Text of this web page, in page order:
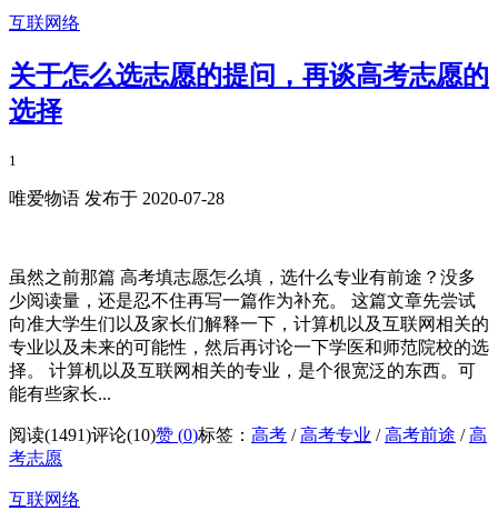
互联网络
关于怎么选志愿的提问，再谈高考志愿的
选择
1
唯爱物语 发布于 2020-07-28
虽然之前那篇 高考填志愿怎么填，选什么专业有前途？没多
少阅读量，还是忍不住再写一篇作为补充。 这篇文章先尝试
向准大学生们以及家长们解释一下，计算机以及互联网相关的
专业以及未来的可能性，然后再讨论一下学医和师范院校的选
择。 计算机以及互联网相关的专业，是个很宽泛的东西。可
能有些家长...
阅读(1491)评论(10)赞 (0)标签： 高考 /高考专业 /高考前途 /高
考志愿
互联网络